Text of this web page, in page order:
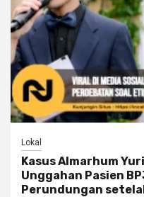
Lokal
Kasus Almarhum
Unggahan Pasien
Perundungan